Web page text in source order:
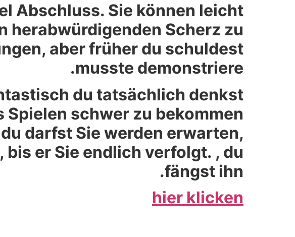
Abschluss. Sie können leicht
herabwürdigenden Scherz zu
aber früher du schuldest
musste demonstriere.
du tatsächlich denkst
Spielen schwer zu bekommen
darfst Sie werden erwarten,
bis er Sie endlich verfolgt. , du
fängst ihn.
hier klicken